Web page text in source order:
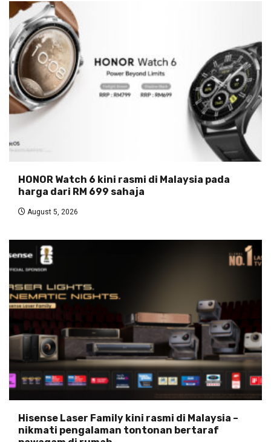
HONOR Watch 6 kini rasmi di Malaysia pada
harga dari RM 699 sahaja
August 5, 2026
Hisense Laser Family kini rasmi di Malaysia –
nikmati pengalaman tontonan bertaraf